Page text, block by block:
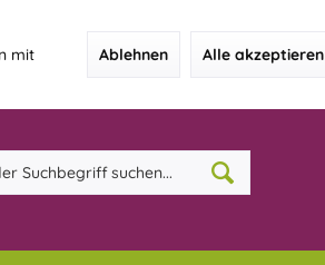
mit
Ablehnen Alle akzeptieren